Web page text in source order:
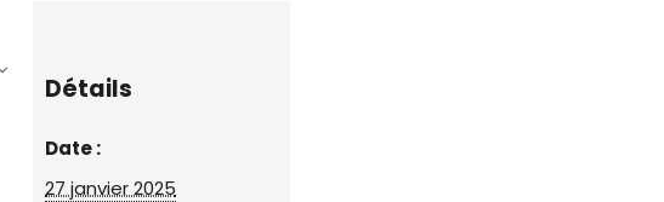
Détails
Date :
27 janvier 2025